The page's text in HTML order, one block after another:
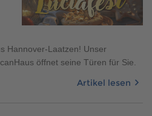
Hannover-Laatzen! Unser
öffnet seine Türen für Sie.
Artikel lesen